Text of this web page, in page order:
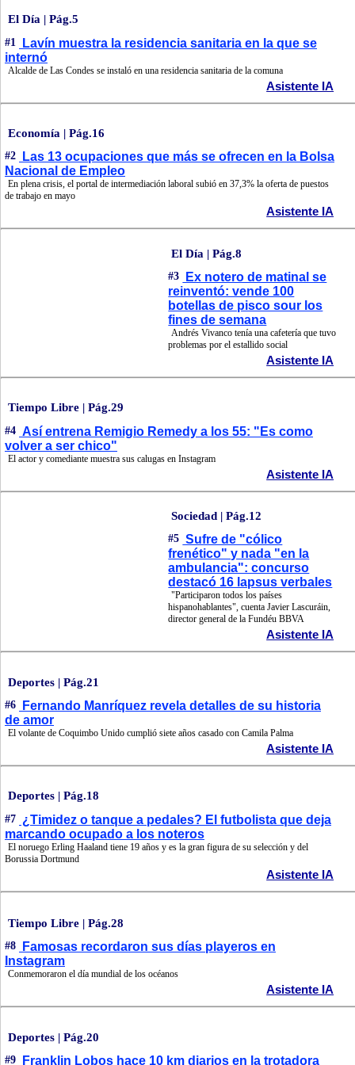
El Día | Pág.5
#1
Lavín muestra la residencia sanitaria en la que se
internó
Alcalde de Las Condes se instaló en una residencia sanitaria de la comuna
Asistente IA
Economía | Pág.16
#2
Las 13 ocupaciones que más se ofrecen en la Bolsa
Nacional de Empleo
En plena crisis, el portal de intermediación laboral subió en 37,3% la oferta de puestos
de trabajo en mayo
Asistente IA
El Día | Pág.8
#3
Ex notero de matinal se
reinventó: vende 100
botellas de pisco sour los
fines de semana
Andrés Vivanco tenía una cafetería que tuvo
problemas por el estallido social
Asistente IA
Tiempo Libre | Pág.29
#4 Así entrena Remigio Remedy a los 55: "Es como
volver a ser chico"
El actor y comediante muestra sus calugas en Instagram
Asistente IA
Sociedad | Pág.12
#5 Sufre de "cólico
frenético" y nada "en la
ambulancia": concurso
destacó 16 lapsus verbales
"Participaron todos los países
hispanohablantes", cuenta Javier Lascuráin,
director general de la Fundéu BBVA
Asistente IA
Deportes | Pág.21
#6
Fernando Manríquez revela detalles de su historia
de amor
El volante de Coquimbo Unido cumplió siete años casado con Camila Palma
Asistente IA
Deportes | Pág.18
#7 ¿Timidez o tanque a pedales? El futbolista que deja
marcando ocupado a los noteros
El noruego Erling Haaland tiene 19 años y es la gran figura de su selección y del
Borussia Dortmund
Asistente IA
Tiempo Libre | Pág.28
#8
Famosas recordaron sus días playeros en
Instagram
Conmemoraron el día mundial de los océanos
Asistente IA
Deportes | Pág.20
#9 Franklin Lobos hace 10 km diarios en la trotadora